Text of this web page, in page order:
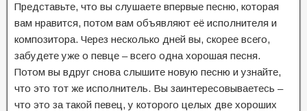
Представьте, что вы слушаете впервые песню, которая
вам нравится, потом вам объявляют её исполнителя и
композитора. Через несколько дней вы, скорее всего,
забудете уже о певце – всего одна хорошая песня.
Потом вы вдруг снова слышите новую песню и узнайте,
что это тот же исполнитель. Вы заинтересовываетесь –
что это за такой певец, у которого целых две хороших